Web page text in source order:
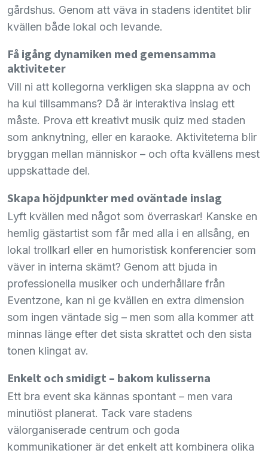
gårdshus. Genom att väva in stadens identitet blir
kvällen både lokal och levande.
Få igång dynamiken med gemensamma
aktiviteter
Vill ni att kollegorna verkligen ska slappna av och
ha kul tillsammans? Då är interaktiva inslag ett
måste. Prova ett kreativt musik quiz med staden
som anknytning, eller en karaoke. Aktiviteterna blir
bryggan mellan människor – och ofta kvällens mest
uppskattade del.
Skapa höjdpunkter med oväntade inslag
Lyft kvällen med något som överraskar! Kanske en
hemlig gästartist som får med alla i en allsång, en
lokal trollkarl eller en humoristisk konferencier som
väver in interna skämt? Genom att bjuda in
professionella musiker och underhållare från
Eventzone, kan ni ge kvällen en extra dimension
som ingen väntade sig – men som alla kommer att
minnas länge efter det sista skrattet och den sista
tonen klingat av.
Enkelt och smidigt – bakom kulisserna
Ett bra event ska kännas spontant – men vara
minutiöst planerat. Tack vare stadens
välorganiserade centrum och goda
kommunikationer är det enkelt att kombinera olika